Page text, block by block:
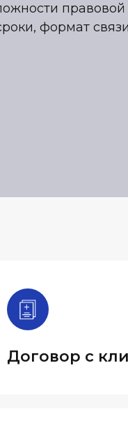
правовой
формат связи
Договор с